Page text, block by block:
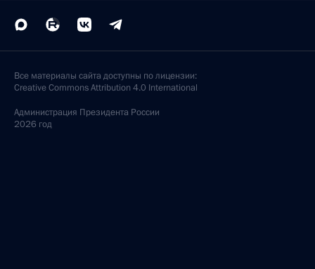
Все материалы сайта доступны по лицензии:
Creative Commons Attribution 4.0 International
Администрация Президента России
2026 год